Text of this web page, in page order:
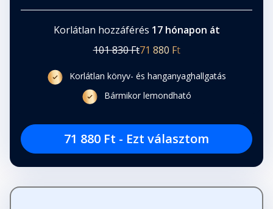
Korlátlan hozzáférés 17 hónapon át
101 830 Ft71 880 Ft
Korlátlan könyv- és hanganyaghallgatás
Bármikor lemondható
71 880 Ft - Ezt választom